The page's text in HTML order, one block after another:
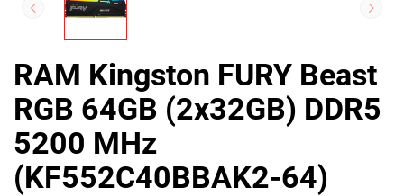
RAM Kingston FURY Beast
RGB 64GB (2x32GB) DDR5
5200 MHz
(KF552C40BBAK2-64)